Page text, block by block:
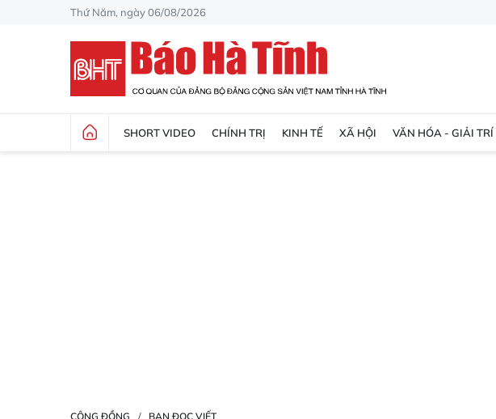
Thứ Năm, ngày 06/08/2026
SHORT VIDEO CHÍNH TRỊ KINH TẾ XÃ HỘI VĂN HÓA - GIẢI TRÍ
CỘNG ĐỒNG BẠN ĐỌC VIẾT